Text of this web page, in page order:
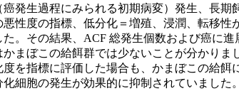
癌発生過程にみられる初期病変）発生、長期
性度の指標、低分化＝増殖、浸潤、転移性
。その結果、ACF 総発生個数および癌に進
まぼこの給餌群では少ないことが分かりま
を指標に評価した場合も、かまぼこの給餌
細胞の発生が効果的に抑制されていました